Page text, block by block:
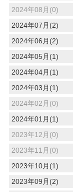
2024年08月(0)
2024年07月(2)
2024年06月(2)
2024年05月(1)
2024年04月(1)
2024年03月(1)
2024年02月(0)
2024年01月(1)
2023年12月(0)
2023年11月(0)
2023年10月(1)
2023年09月(2)